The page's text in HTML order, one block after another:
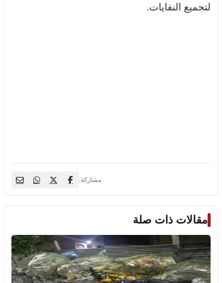
لتجميع النفايات.
مشاركة:
مقالات ذات صلة